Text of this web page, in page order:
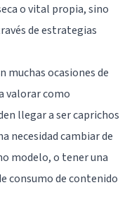
o vital propia, sino
de estrategias
muchas ocasiones de
valorar como
llegar a ser caprichos
necesidad cambiar de
modelo, o tener una
consumo de contenido